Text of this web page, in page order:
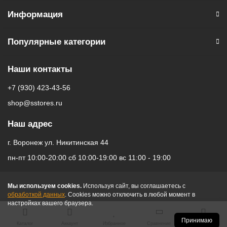
к встрече присоединяются новые участники — все они будто
Самое амбициозное устройство когда-либо
высокопроизводительных мобильных и носимых устройств,
который воплотился в самом амбициозном продукте компании
формате и позволяет получать удивительные ощущения
Работает на особенной операционной системе
пространственного опыта Apple создала особенную
операционную систему visionOS. Она построена на базе
macOS, iOS и iPadOS, и управляется с помощью глаз, рук
и голоса. Взаимодействие настолько интуитивное и понятное,
Мы используем cookies. Используя сайт, вы соглашаетесь с
обработкой данных. Cookies можно отключить в любой момент в
настройках вашего браузера.
Принимаю
Информация
Популярные категории
Наши контакты
+7 (930) 423-43-56
shop@sstores.ru
Наш адрес
г. Воронеж ул. Никитинская 44
пн-пт 10:00-20:00 сб 10:00-19:00 вс 11:00 - 19:00
Корзина